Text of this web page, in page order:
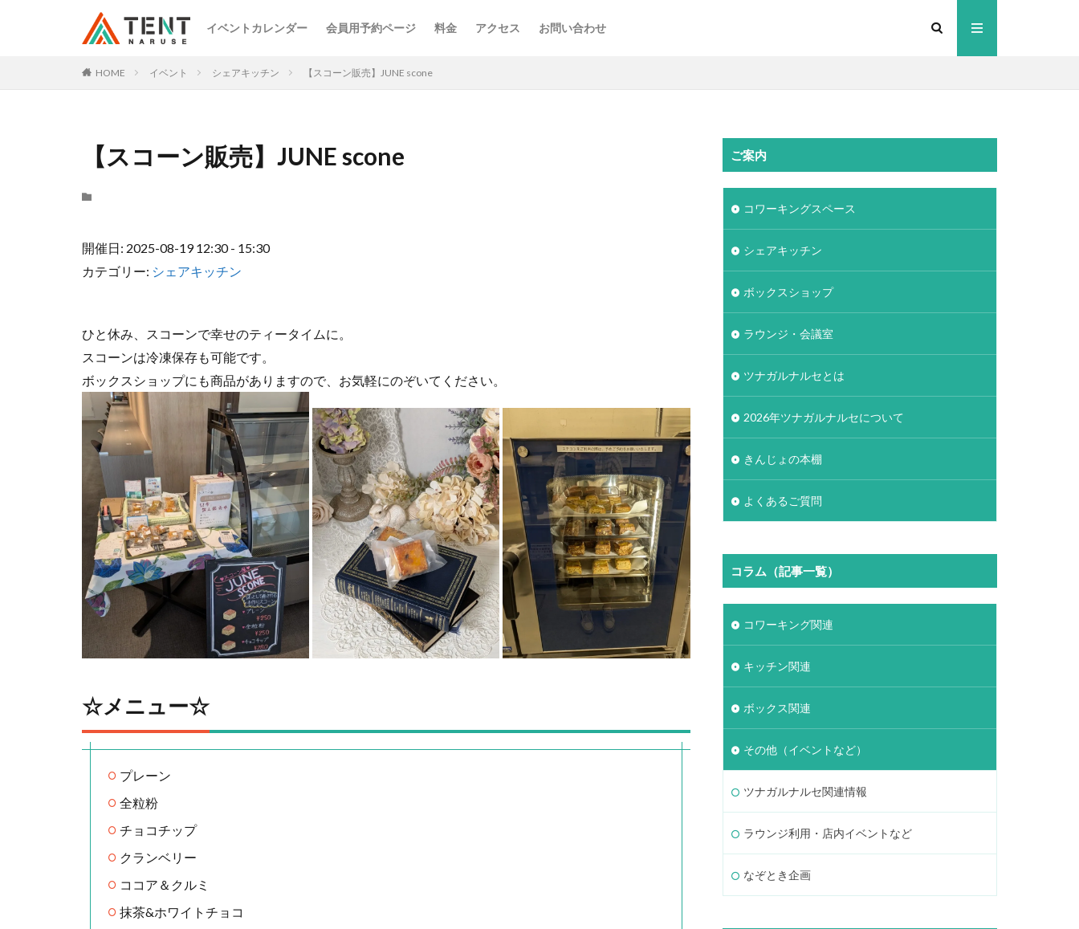
イベントカレンダー 会員用予約ページ 料金 アクセス お問い合わせ
HOME イベント シェアキッチン 【スコーン販売】JUNE scone
【スコーン販売】JUNE scone
開催日: 2025-08-19 12:30 - 15:30
カテゴリー: シェアキッチン
ひと休み、スコーンで幸せのティータイムに。
スコーンは冷凍保存も可能です。
ボックスショップにも商品がありますので、お気軽にのぞいてください。
☆メニュー☆
プレーン
全粒粉
チョコチップ
クランベリー
ココア＆クルミ
抹茶&ホワイトチョコ
ご案内
コワーキングスペース
シェアキッチン
ボックスショップ
ラウンジ・会議室
ツナガルナルセとは
2026年ツナガルナルセについて
きんじょの本棚
よくあるご質問
コラム（記事一覧）
コワーキング関連
キッチン関連
ボックス関連
その他（イベントなど）
ツナガルナルセ関連情報
ラウンジ利用・店内イベントなど
なぞとき企画